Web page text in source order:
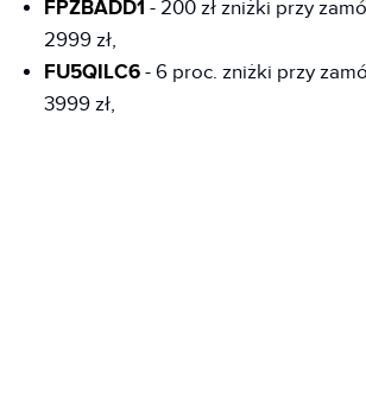
FPZBADD1 - 200 zł zniżki przy
2999 zł,
FU5QILC6 - 6 proc. zniżki przy
3999 zł,